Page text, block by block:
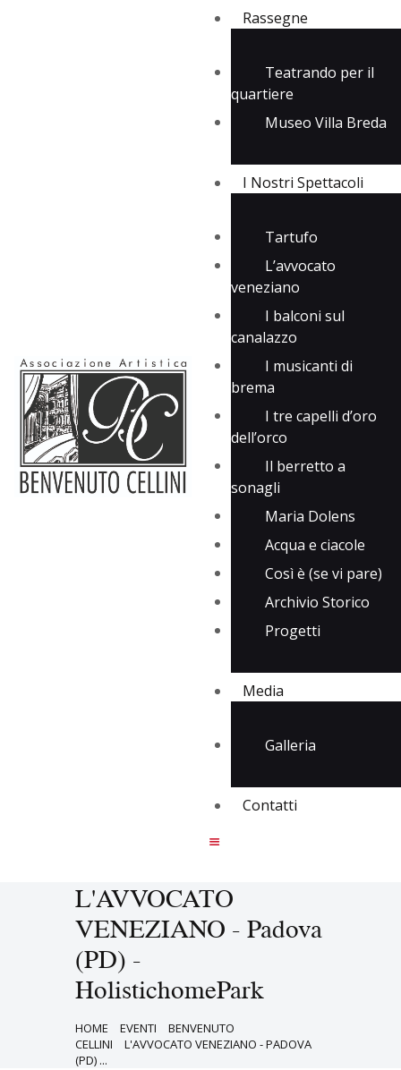
Rassegne
Teatrando per il
quartiere
Museo Villa Breda
I Nostri Spettacoli
Tartufo
L’avvocato
veneziano
I balconi sul
canalazzo
I musicanti di
brema
I tre capelli d’oro
dell’orco
Il berretto a
sonagli
Maria Dolens
Acqua e ciacole
Così è (se vi pare)
Archivio Storico
Progetti
Media
Galleria
Contatti
L'AVVOCATO
VENEZIANO - Padova
(PD) -
HolistichomePark
HOME EVENTI
BENVENUTO
CELLINI
L'AVVOCATO VENEZIANO - PADOVA
(PD) ...
I Nostri Spettacoli